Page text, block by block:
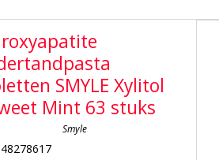
SMYLE Xylitol
Mint 63 stuks
Smyle